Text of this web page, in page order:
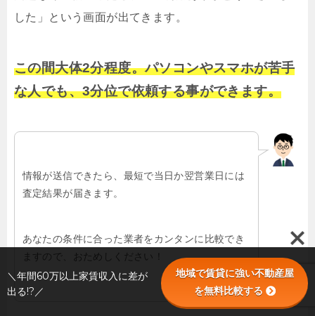
した」という画面が出てきます。
この間大体2分程度。パソコンやスマホが苦手
な人でも、3分位で依頼する事ができます。
情報が送信できたら、最短で当日か翌営業日には
査定結果が届きます。
あなたの条件に合った業者をカンタンに比較でき
ますので、おためしください！
＼年間60万以上家賃収入に差が
出る!?／
地域で賃貸に強い不動産屋
を無料比較する